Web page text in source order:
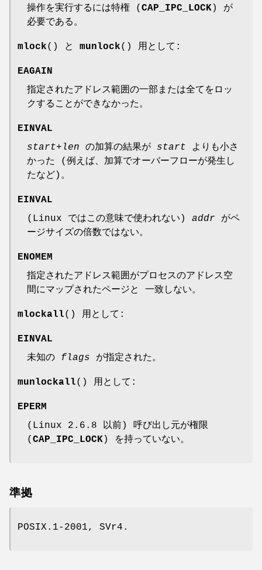
操作を実行するには特権 ( CAP_IPC_LOCK) が
必要である。
mlock() と munlock() 用として:
EAGAIN
指定されたアドレス範囲の一部または全てをロッ
クすることができなかった。
EINVAL
start+ len の加算の結果が start よりも小さ
かった (例えば、加算でオーバーフローが発生し
たなど)。
EINVAL
(Linux ではこの意味で使われない) addr がペ
ージサイズの倍数ではない。
ENOMEM
指定されたアドレス範囲がプロセスのアドレス空
間にマップされたページと 一致しない。
mlockall() 用として:
EINVAL
未知の flags が指定された。
munlockall() 用として:
EPERM
(Linux 2.6.8 以前) 呼び出し元が権限
( CAP_IPC_LOCK) を持っていない。
準拠
POSIX.1-2001, SVr4.